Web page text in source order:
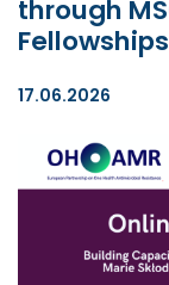
through
Fellowships
17.06.2026